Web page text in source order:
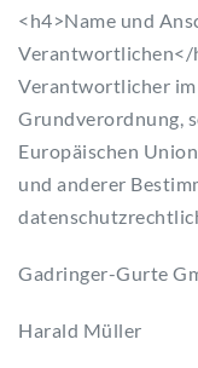
<h4>Name und
Verantwortlichen</
Verantwortlicher
Grundverordnung,
Europäischen
und anderer
Gadringer-Gurte
Harald Müller